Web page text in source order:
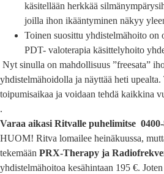
käsitellään herkkää
joilla ihon ikääntyminen näkyy
Toinen suosittu yhdistelmähoito
PDT- valoterapia käsittelyhoito
Nyt sinulla on mahdollisuus ”freesata”
yhdistelmähoidolla ja näyttää heti
toipumisaikaa ja voidaan tehdä kaikkina
.
Varaa aikasi Ritvalle puhelimitse 0400-
HUOM! Ritva lomailee heinäkuussa,
tekemään PRX-Therapy ja
yhdistelmähoitoa kesähintaan 195 €.